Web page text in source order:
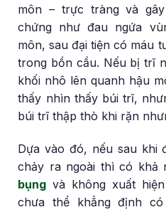
môn – trực tràng và
chứng như đau ngứa
môn, sau đại tiện có máu
trong bồn cầu. Nếu bị trĩ
khối nhô lên quanh hậu
thấy nhìn thấy búi trĩ,
búi trĩ thập thò khi rặn
Dựa vào đó, nếu sau khi
chảy ra ngoài thì có khả
bụng và không xuất
chưa thể khẳng định